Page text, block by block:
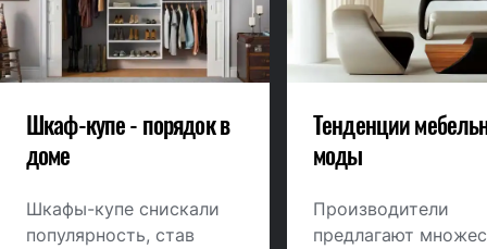
Шкаф-купе - порядок в
доме
Шкафы-купе снискали
популярность, став
Тенденции
моды
Производители
предлагают